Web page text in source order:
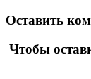
Оставить
Чтобы